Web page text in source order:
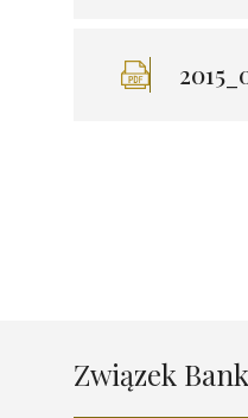
Związek